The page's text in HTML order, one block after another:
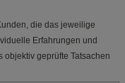
die das jeweilige
Erfahrungen und
geprüfte Tatsachen